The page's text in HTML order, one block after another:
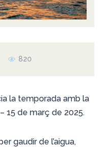
820
la temporada amb la
15 de març de 2025.
gaudir de l’aigua,